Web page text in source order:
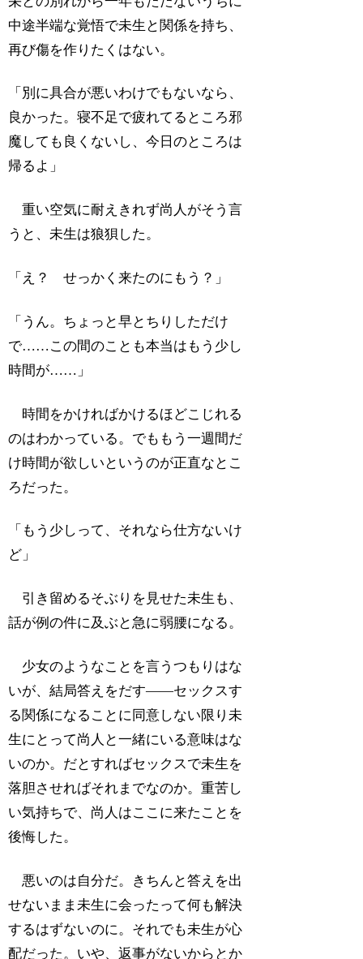
中途半端な覚悟で未生と関係を持ち、
再び傷を作りたくはない。
「別に具合が悪いわけでもないなら、
良かった。寝不足で疲れてるところ邪
魔しても良くないし、今日のところは
帰るよ」
重い空気に耐えきれず尚人がそう言
うと、未生は狼狽した。
「え？ せっかく来たのにもう？」
「うん。ちょっと早とちりしただけ
で……この間のことも本当はもう少し
時間が……」
時間をかければかけるほどこじれる
のはわかっている。でももう一週間だ
け時間が欲しいというのが正直なとこ
ろだった。
「もう少しって、それなら仕方ないけ
ど」
引き留めるそぶりを見せた未生も、
話が例の件に及ぶと急に弱腰になる。
少女のようなことを言うつもりはな
いが、結局答えをだす――セックスす
る関係になることに同意しない限り未
生にとって尚人と一緒にいる意味はな
いのか。だとすればセックスで未生を
落胆させればそれまでなのか。重苦し
い気持ちで、尚人はここに来たことを
後悔した。
悪いのは自分だ。きちんと答えを出
せないまま未生に会ったって何も解決
するはずないのに。それでも未生が心
配だった。いや、返事がないからとか